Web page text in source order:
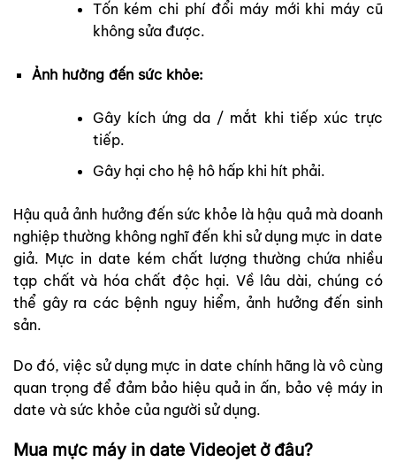
Tốn kém chi phí đổi máy mới khi máy cũ
không sửa được.
Ảnh hưởng đến sức khỏe:
Gây kích ứng da / mắt khi tiếp xúc trực
tiếp.
Gây hại cho hệ hô hấp khi hít phải.
Hậu quả ảnh hưởng đến sức khỏe là hậu quả mà doanh
nghiệp thường không nghĩ đến khi sử dụng mực in date
giả. Mực in date kém chất lượng thường chứa nhiều
tạp chất và hóa chất độc hại. Về lâu dài, chúng có
thể gây ra các bệnh nguy hiểm, ảnh hưởng đến sinh
sản.
Do đó, việc sử dụng mực in date chính hãng là vô cùng
quan trọng để đảm bảo hiệu quả in ấn, bảo vệ máy in
date và sức khỏe của người sử dụng.
Mua mực máy in date Videojet ở đâu?